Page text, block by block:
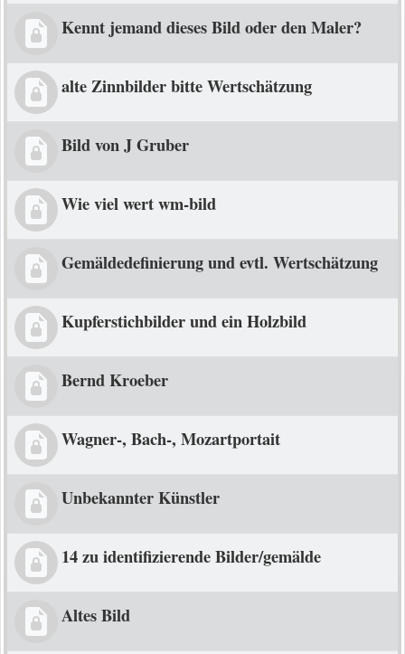
Kennt jemand dieses Bild oder den Maler?
alte Zinnbilder bitte Wertschätzung
Bild von J Gruber
Wie viel wert wm-bild
Gemäldedefinierung und evtl. Wertschätzung
Kupferstichbilder und ein Holzbild
Bernd Kroeber
Wagner-, Bach-, Mozartportait
Unbekannter Künstler
14 zu identifizierende Bilder/gemälde
Altes Bild